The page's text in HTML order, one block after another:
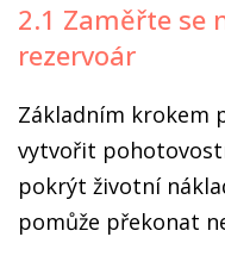
2.1 Zaměřte se
rezervoár
Základním krokem
vytvořit
pokrýt životní
pomůže překonat